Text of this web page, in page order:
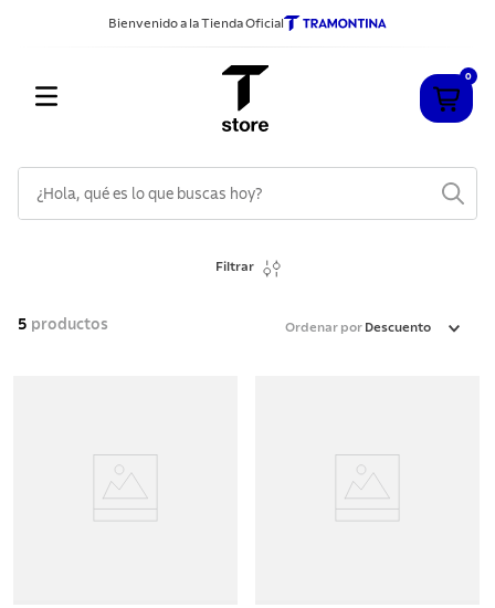
Bienvenido a la Tienda Oficial
0
Filtrar
5 productos Ordenar por Descuento
2.
sarten
442